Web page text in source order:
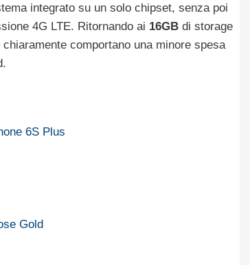
integrato su un solo chipset, senza poi
4G LTE. Ritornando ai 16GB di storage
comportano una minore spesa
6S Plus
Gold